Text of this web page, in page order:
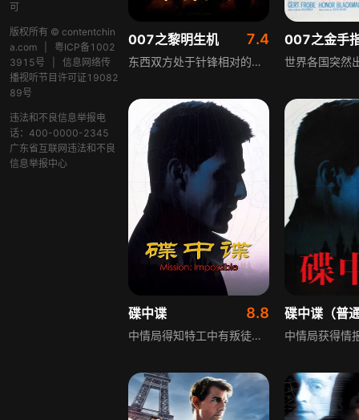
可
版权所有 © contentchin
a.com
粤ICP备1002
3915号
信息网络传
播视听节目许可证19082
89号
违法和不良信息举报电
话：400-0000-2345
广东省互联网违法和不良
信息举报中心
007之黎明生机 7.4
东西双方处于针锋相对的奇妙情势，KGB内部有些人为私利搞出一系列阴谋，首先是科斯柯夫假向西方投诚，道出KGB准备进行名为特务飞龙的计划，目的是消灭00组特工。007怀疑其动机，伪装刺杀后查出科斯柯夫与军火贩子用购买军火的货款走私毒品，最终得到反政府武装支持，炸毁毒品，让科斯柯夫的计划彻底破产。
007之金手
碟中谍 8.8
中情局得知特工中有叛徒要出卖东欧特工名单，特工头目吉姆策划行动，伊森所在小组却中埋伏，除伊森和吉姆妻子克莱尔外全部遇难。伊森因账户莫名多12万美金被指为内鬼，他只能独自行动，联系买家麦克斯，答应偷出名单交换内鬼名字。
碟中谍（普